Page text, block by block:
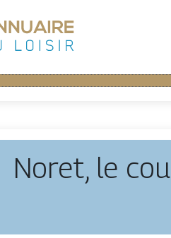
Noret, le